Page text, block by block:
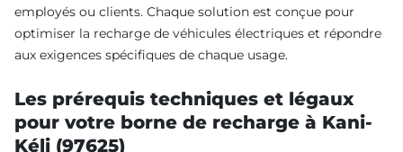
employés ou clients. Chaque solution est conçue pour
optimiser la recharge de véhicules électriques et répondre
aux exigences spécifiques de chaque usage.
Les prérequis techniques et légaux
pour votre borne de recharge à Kani-
Kéli (97625)